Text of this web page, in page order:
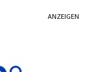
ANZEIGEN